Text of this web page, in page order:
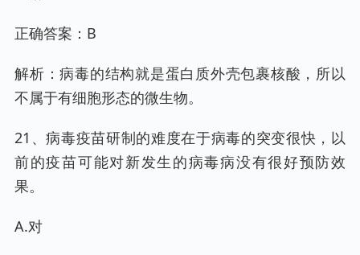
正确答案：B
解析：病毒的结构就是蛋白质外壳包裹核酸，所以
不属于有细胞形态的微生物。
21、病毒疫苗研制的难度在于病毒的突变很快，以
前的疫苗可能对新发生的病毒病没有很好预防效
果。
A.对